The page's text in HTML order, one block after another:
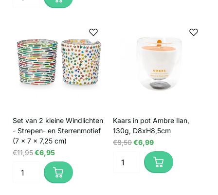
Set van 2 kleine Windlichten
- Strepen- en Sterrenmotief
(7 x 7 x 7,25 cm)
€11,95€6,95
Kaars in pot Ambre Ilan,
130g, D8xH8,5cm
€8,50€6,99